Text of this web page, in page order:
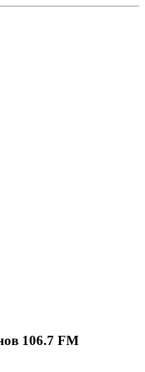
106.7 FM